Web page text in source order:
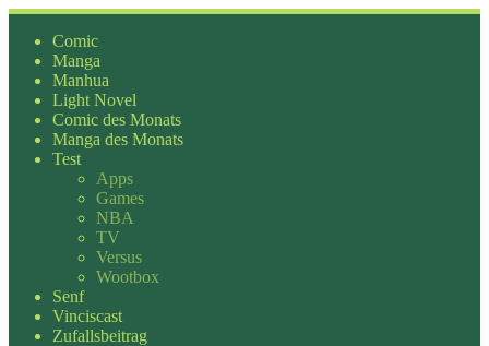
Zum
Inhalt
springen
Comic
Manga
Manhua
Light Novel
Comic des Monats
Manga des Monats
Test
Apps
Games
NBA
TV
Versus
Wootbox
Senf
Vinciscast
Zufallsbeitrag